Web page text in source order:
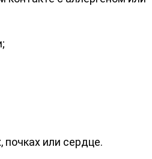
почках или сердце.